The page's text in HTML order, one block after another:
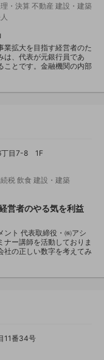
・決算 不動産 建設・建築
業拡大を目指す経営者のた
は、代表が元銀行員であ
ことです。金融機関の内部
丁目7-8 1F
税 飲食 建設・建築
営者のやる気を利益
ント 代表取締役・㈱アシ
ー講師を活動しておりま
社の正しい数字を考えてみ
11番34号